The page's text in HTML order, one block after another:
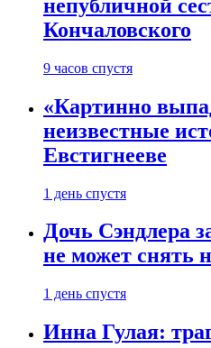
непубличной
Кончаловского
9 часов спустя
«Картинно
неизвестные
Евстигнееве
1 день спустя
Дочь Сэндлера
не может снять
1 день спустя
Инна Гулая: